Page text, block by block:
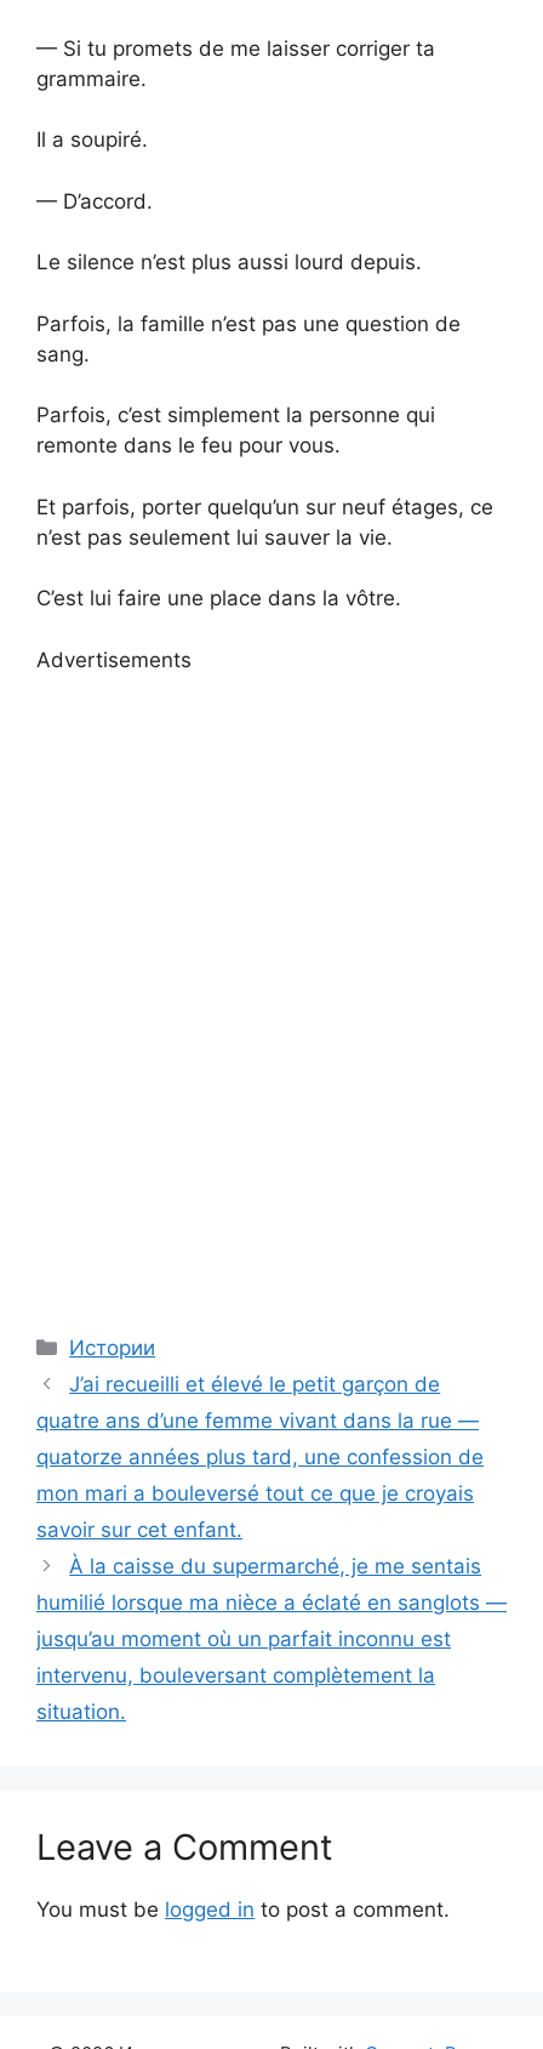
— Si tu promets de me laisser corriger ta
grammaire.
Il a soupiré.
— D’accord.
Le silence n’est plus aussi lourd depuis.
Parfois, la famille n’est pas une question de
sang.
Parfois, c’est simplement la personne qui
remonte dans le feu pour vous.
Et parfois, porter quelqu’un sur neuf étages, ce
n’est pas seulement lui sauver la vie.
C’est lui faire une place dans la vôtre.
Advertisements
Categories
Истории
J’ai recueilli et élevé le petit garçon de
quatre ans d’une femme vivant dans la rue —
quatorze années plus tard, une confession de
mon mari a bouleversé tout ce que je croyais
savoir sur cet enfant.
À la caisse du supermarché, je me sentais
humilié lorsque ma nièce a éclaté en sanglots —
jusqu’au moment où un parfait inconnu est
intervenu, bouleversant complètement la
situation.
Leave a Comment
You must be logged in to post a comment.